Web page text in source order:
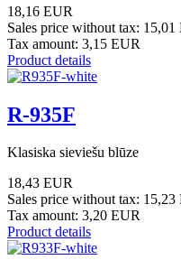
18,16 EUR
Sales price without tax: 15,01
Tax amount: 3,15 EUR
Product details
R-935F
Klasiska sieviešu blūze
18,43 EUR
Sales price without tax: 15,23
Tax amount: 3,20 EUR
Product details